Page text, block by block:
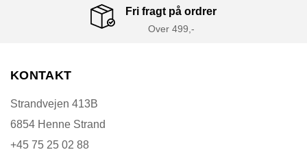
Fri fragt på ordrer
Over 499,-
KONTAKT
Strandvejen 413B
6854 Henne Strand
+45 75 25 02 88